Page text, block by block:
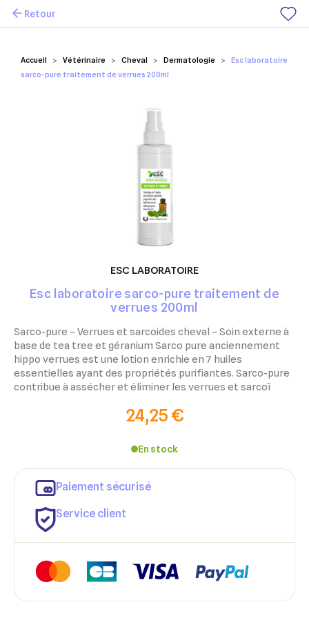
Mes favoris
Accueil Vétérinaire Cheval Dermatologie
Esc laboratoire
sarco-pure traitement de verrues 200ml
Retour
ESC LABORATOIRE
Esc laboratoire sarco-pure traitement de
verrues 200ml
Sarco-pure – Verrues et sarcoides cheval – Soin externe à
base de tea tree et géranium Sarco pure anciennement
hippo verrues est une lotion enrichie en 7 huiles
essentielles ayant des propriétés purifiantes. Sarco-pure
contribue à assécher et éliminer les verrues et sarcoï
24,25 €
En stock
Paiement sécurisé
Service client